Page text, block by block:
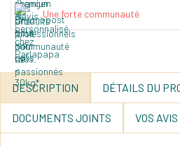
Une forte communauté
DESCRIPTION DÉTAILS DU
DOCUMENTS JOINTS VOS AVIS